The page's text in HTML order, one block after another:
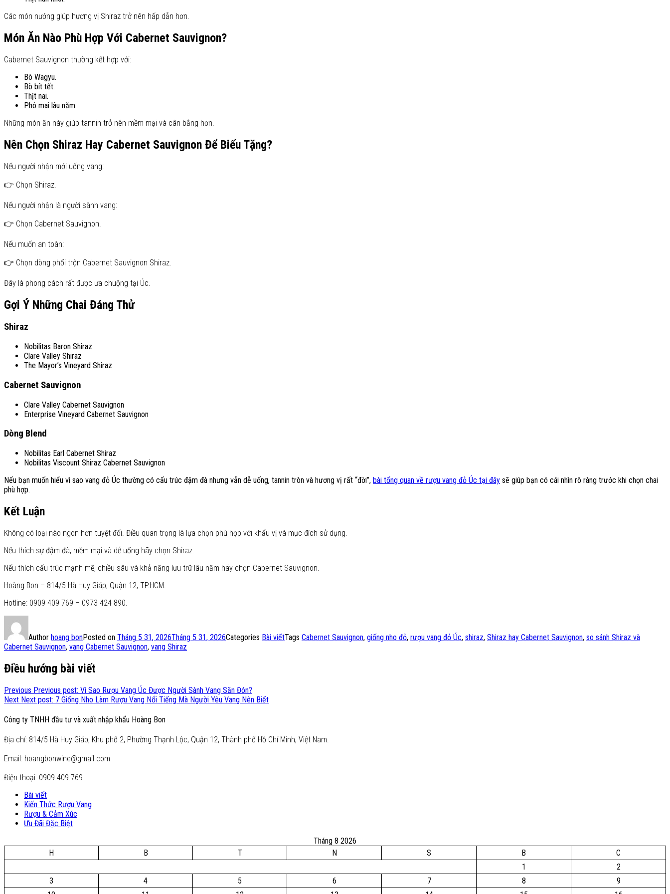
Các món nướng giúp hương vị Shiraz trở nên hấp dẫn hơn.
Món Ăn Nào Phù Hợp Với Cabernet Sauvignon?
Cabernet Sauvignon thường kết hợp với:
Bò Wagyu.
Bò bít tết.
Thịt nai.
Phô mai lâu năm.
Những món ăn này giúp tannin trở nên mềm mại và cân bằng hơn.
Nên Chọn Shiraz Hay Cabernet Sauvignon Để Biếu Tặng?
Nếu người nhận mới uống vang:
👉 Chọn Shiraz.
Nếu người nhận là người sành vang:
👉 Chọn Cabernet Sauvignon.
Nếu muốn an toàn:
👉 Chọn dòng phối trộn Cabernet Sauvignon Shiraz.
Đây là phong cách rất được ưa chuộng tại Úc.
Gợi Ý Những Chai Đáng Thử
Shiraz
Nobilitas Baron Shiraz
Clare Valley Shiraz
The Mayor’s Vineyard Shiraz
Cabernet Sauvignon
Clare Valley Cabernet Sauvignon
Enterprise Vineyard Cabernet Sauvignon
Dòng Blend
Nobilitas Earl Cabernet Shiraz
Nobilitas Viscount Shiraz Cabernet Sauvignon
Nếu bạn muốn hiểu vì sao vang đỏ Úc thường có cấu trúc đậm đà nhưng vẫn dễ uống, tannin tròn và hương vị rất “đời”, bài tổng quan về rượu vang đỏ Úc tại đây sẽ giúp bạn có cái nhìn rõ ràng trước khi chọn chai
phù hợp.
Kết Luận
Không có loại nào ngon hơn tuyệt đối. Điều quan trọng là lựa chọn phù hợp với khẩu vị và mục đích sử dụng.
Nếu thích sự đậm đà, mềm mại và dễ uống hãy chọn Shiraz.
Nếu thích cấu trúc mạnh mẽ, chiều sâu và khả năng lưu trữ lâu năm hãy chọn Cabernet Sauvignon.
Hoàng Bon – 814/5 Hà Huy Giáp, Quận 12, TP.HCM.
Hotline: 0909 409 769 – 0973 424 890.
Author hoang bonPosted on Tháng 5 31, 2026Tháng 5 31, 2026Categories Bài viếtTags Cabernet Sauvignon, giống nho đỏ, rượu vang đỏ Úc, shiraz, Shiraz hay Cabernet Sauvignon, so sánh Shiraz và
Cabernet Sauvignon, vang Cabernet Sauvignon, vang Shiraz
Điều hướng bài viết
Previous Previous post: Vì Sao Rượu Vang Úc Được Người Sành Vang Săn Đón?
Next Next post: 7 Giống Nho Làm Rượu Vang Nổi Tiếng Mà Người Yêu Vang Nên Biết
Công ty TNHH đầu tư và xuất nhập khẩu Hoàng Bon
Địa chỉ: 814/5 Hà Huy Giáp, Khu phố 2, Phường Thạnh Lộc, Quận 12, Thành phố Hồ Chí Minh, Việt Nam.
Email: hoangbonwine@gmail.com
Điện thoại: 0909.409.769
Bài viết
Kiến Thức Rượu Vang
Rượu & Cảm Xúc
Ưu Đãi Đặc Biệt
Tháng 8 2026
H
B T N S B
C
1
2
3
4 5 6 7 8
9